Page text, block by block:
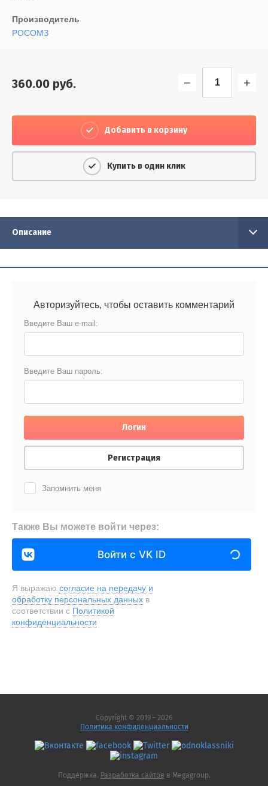
Производитель
РОСОМЗ
360.00 руб. − +
Добавить в корзину
Купить в один клик
Описание
Авторизуйтесь, чтобы оставить комментарий
Введите Ваш e-mail:
Введите Ваш пароль:
Логин
Регистрация
Запомнить меня
Также Вы можете войти через:
Войти с VK ID
Я выражаю согласие на передачу и
обработку персональных данных в
соответствии с Политикой
конфиденциальности
Copyright © 2019 - 2026
Политика конфиденциальности
Поддержка. Разработка сайтов в Megagroup.
Результатов на странице:
Найти